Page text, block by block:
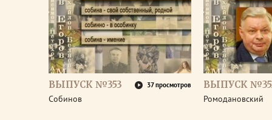
ВЫПУСК №353 37 просмотров
Собинов
ВЫПУСК
Ромодановский